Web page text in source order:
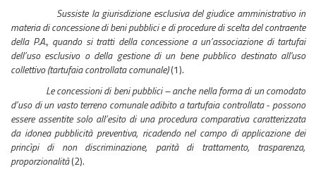
Sussiste la giurisdizione esclusiva del giudice amministrativo in
materia di concessione di beni pubblici e di procedure di scelta del contraente
della P.A., quando si tratti della concessione a un’associazione di tartufai
dell’uso esclusivo o della gestione di un bene pubblico destinato all'uso
collettivo (tartufaia controllata comunale)(1).
Le concessioni di beni pubblici – anche nella forma di un comodato
d’uso di un vasto terreno comunale adibito a tartufaia controllata - possono
essere assentite solo all’esito di una procedura comparativa caratterizzata
da idonea pubblicità preventiva, ricadendo nel campo di applicazione dei
princìpi di non discriminazione, parità di trattamento, trasparenza,
proporzionalità(2).